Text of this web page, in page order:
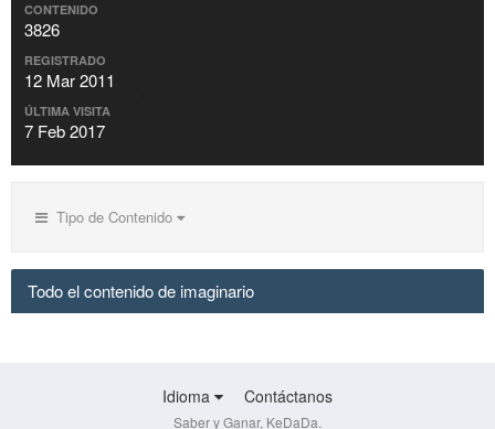
CONTENIDO
3826
REGISTRADO
12 Mar 2011
ÚLTIMA VISITA
7 Feb 2017
Tipo de Contenido
Todo el contenido de imaginario
Idioma Contáctanos
Saber y Ganar, KeDaDa.